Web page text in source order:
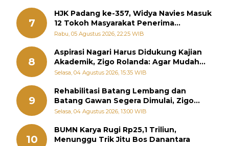
7
HJK Padang ke-357, Widya Navies Masuk
12 Tokoh Masyarakat Penerima
Penghargaan Pemko Padang
Rabu, 05 Agustus 2026, 22:25 WIB
8
Aspirasi Nagari Harus Didukung Kajian
Akademik, Zigo Rolanda: Agar Mudah
Diperjuangkan di Kementerian
Selasa, 04 Agustus 2026, 15:35 WIB
9
Rehabilitasi Batang Lembang dan
Batang Gawan Segera Dimulai, Zigo
Rolanda Pastikan Proyek Berjalan
Selasa, 04 Agustus 2026, 13:00 WIB
10
BUMN Karya Rugi Rp25,1 Triliun,
Menunggu Trik Jitu Bos Danantara